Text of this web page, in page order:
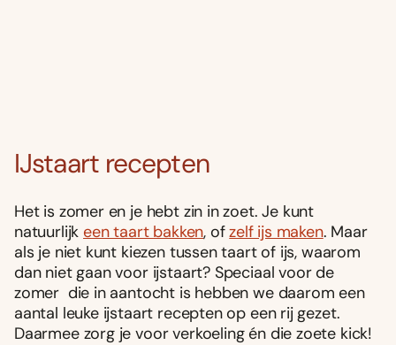
IJstaart recepten
Het is zomer en je hebt zin in zoet. Je kunt
natuurlijk een taart bakken, ofzelf ijs maken. Maar
als je niet kunt kiezen tussen taart of ijs, waarom
dan niet gaan voor ijstaart? Speciaal voor de
zomer die in aantocht is hebben we daarom een
aantal leuke ijstaart recepten op een rij gezet.
Daarmee zorg je voor verkoeling én die zoete kick!